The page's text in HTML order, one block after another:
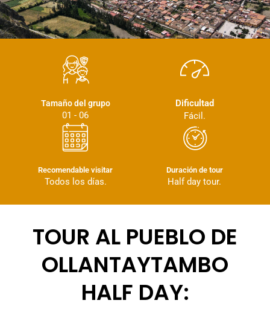
Tamaño del grupo
01 - 06
Dificultad
Fácil.
Recomendable visitar
Todos los días.
Duración de tour
Half day tour.
TOUR AL PUEBLO DE
OLLANTAYTAMBO
HALF DAY: